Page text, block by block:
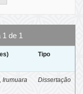
de 1
Tipo
Irumuara Dissertação